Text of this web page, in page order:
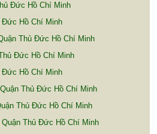
Đức Hồ Chí Minh
Đức Hồ Chí Minh
Thủ Đức Hồ Chí Minh
Đức Hồ Chí Minh
Đức Hồ Chí Minh
Thủ Đức Hồ Chí Minh
Thủ Đức Hồ Chí Minh
Thủ Đức Hồ Chí Minh